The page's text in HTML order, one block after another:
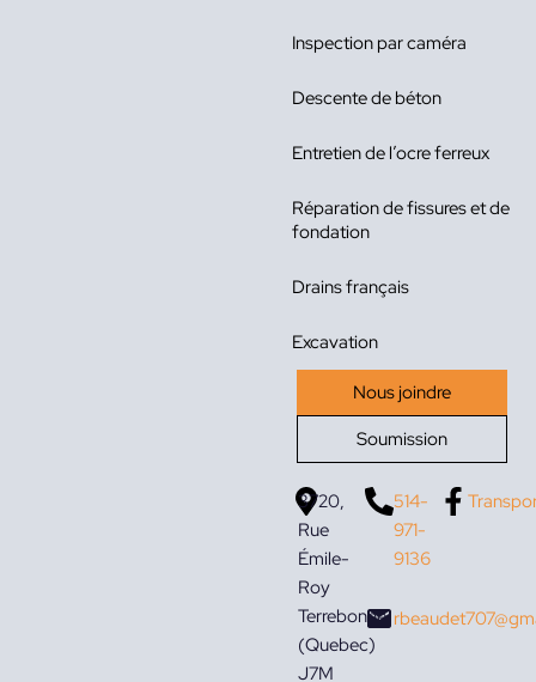
Inspection par caméra
Descente de béton
Entretien de l’ocre ferreux
Réparation de fissures et de
fondation
Drains français
Excavation
Nous joindre
Soumission
3720,
Rue
Émile-
Roy
Terrebonne
(Quebec)
J7M
514-
971-
9136